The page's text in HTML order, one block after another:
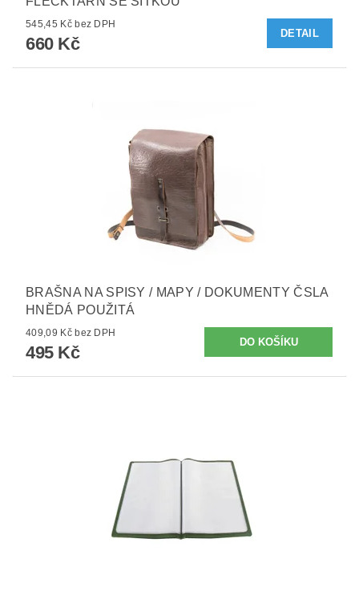
545,45 Kč bez DPH
660 Kč
DETAIL
BRAŠNA NA SPISY / MAPY / DOKUMENTY ČSLA
HNĚDÁ POUŽITÁ
409,09 Kč bez DPH
495 Kč